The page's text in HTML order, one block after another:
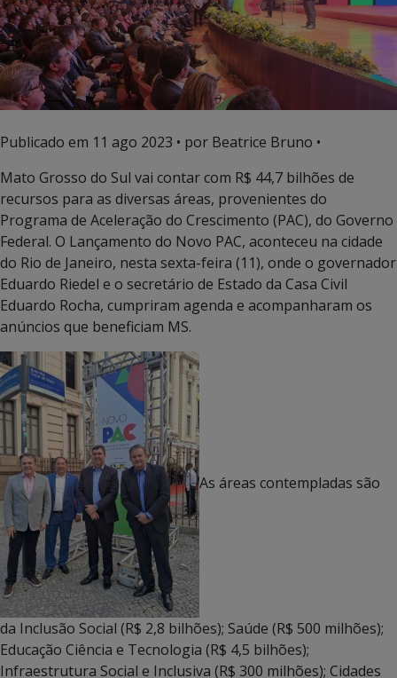
Publicado em 11 ago 2023 • por Beatrice Bruno •
Mato Grosso do Sul vai contar com R$ 44,7 bilhões de
recursos para as diversas áreas, provenientes do
Programa de Aceleração do Crescimento (PAC), do Governo
Federal. O Lançamento do Novo PAC, aconteceu na cidade
do Rio de Janeiro, nesta sexta-feira (11), onde o governador
Eduardo Riedel e o secretário de Estado da Casa Civil
Eduardo Rocha, cumpriram agenda e acompanharam os
anúncios que beneficiam MS.
As áreas contempladas são
da Inclusão Social (R$ 2,8 bilhões); Saúde (R$ 500 milhões);
Educação Ciência e Tecnologia (R$ 4,5 bilhões);
Infraestrutura Social e Inclusiva (R$ 300 milhões); Cidades